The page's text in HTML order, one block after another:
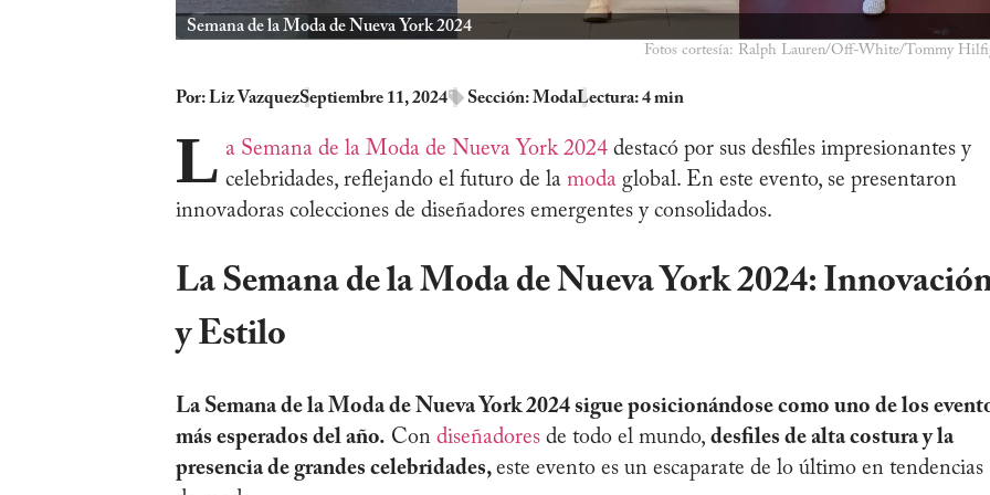
Semana de la Moda de Nueva York 2024
Fotos cortesía: Ralph Lauren/Off-White/Tommy
Por:Liz VazquezSeptiembre 11, 2024 Sección:ModaLectura: 4 min
L a Semana de la Moda de Nueva York 2024 destacó por sus desfiles impresionantes y
celebridades, reflejando el futuro de la moda global. En este evento, se presentaron
innovadoras colecciones de diseñadores emergentes y consolidados.
La Semana de la Moda de Nueva York 2024:
y Estilo
La Semana de la Moda de Nueva York 2024 sigue posicionándose como uno de los
más esperados del año. Con diseñadores de todo el mundo, desfiles de alta costura y la
presencia de grandes celebridades, este evento es un escaparate de lo último en tendencias